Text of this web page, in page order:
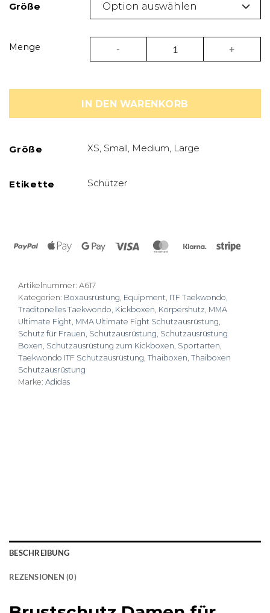
Größe
Menge
IN DEN WARENKORB
Größe XS, Small, Medium, Large
Etikette Schützer
PayPal Apple
Google
Visa MasterCardKlarna Stripe
Artikelnummer: A617
Kategorien: Boxausrüstung, Equipment, ITF Taekwondo,
Traditonelles Taekwondo, Kickboxen, Körpershutz, MMA
Ultimate Fight, MMA Ultimate Fight Schutzausrüstung,
Schutz für Frauen, Schutzausrüstung, Schutzausrüstung
Boxen, Schutzausrüstung zum Kickboxen, Sportarten,
Taekwondo ITF Schutzausrüstung, Thaiboxen, Thaiboxen
Schutzausrüstung
Marke: Adidas
BESCHREIBUNG
REZENSIONEN (0)